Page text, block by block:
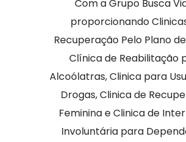
Com a Grupo Busca
proporcionando
Recuperação Pelo Plano
Clínica de Reabilitação
Alcoólatras, Clinica para
Drogas, Clinica de
Feminina e Clinica de
Involuntária para